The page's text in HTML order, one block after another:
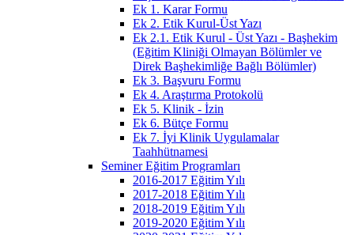
Ek 1. Karar Formu
Ek 2. Etik Kurul-Üst Yazı
Ek 2.1. Etik Kurul - Üst Yazı - Başhekim
(Eğitim Kliniği Olmayan Bölümler ve
Direk Başhekimliğe Bağlı Bölümler)
Ek 3. Başvuru Formu
Ek 4. Araştırma Protokolü
Ek 5. Klinik - İzin
Ek 6. Bütçe Formu
Ek 7. İyi Klinik Uygulamalar
Taahhütnamesi
Seminer Eğitim Programları
2016-2017 Eğitim Yılı
2017-2018 Eğitim Yılı
2018-2019 Eğitim Yılı
2019-2020 Eğitim Yılı